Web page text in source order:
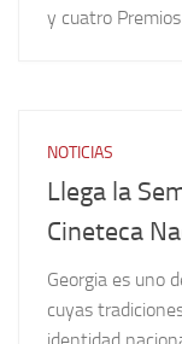
y cuatro Premios
NOTICIAS
Llega la
Cineteca
Georgia es uno
cuyas